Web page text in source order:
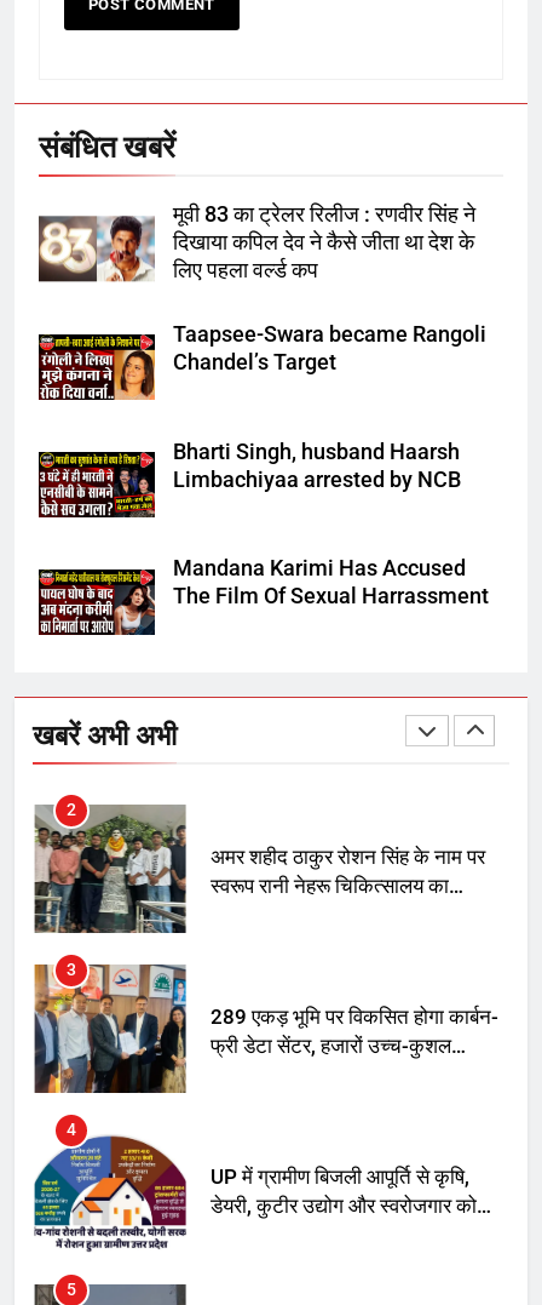
संबंधित खबरें
मूवी 83 का ट्रेलर रिलीज : रणवीर सिंह ने
दिखाया कपिल देव ने कैसे जीता था देश के
लिए पहला वर्ल्ड कप
Taapsee-Swara became Rangoli
Chandel’s Target
Bharti Singh, husband Haarsh
Limbachiyaa arrested by NCB
Mandana Karimi Has Accused
The Film Of Sexual Harrassment
खबरें अभी अभी
7
गाजा युद्धविराम को लेकर बड़ी खबरें
8
चुनाव से पहले लालू परिवार पर बड़ा झटका,
तय किए
1
रोशन सिंह के नाम पर करने की मांग तेज
अमर शहीद ठाकुर रोशन सिंह के नाम पर
स्वरूप रानी नेहरू चिकित्सालय का
3
289 एकड़ भूमि पर विकसित होगा कार्बन-
फ्री डेटा सेंटर, हजारों उच्च-कुशल
4
UP में ग्रामीण बिजली आपूर्ति से कृषि,
डेयरी, कुटीर उद्योग और स्वरोजगार को
5
राम की नगरी अयोध्या में आने वाले भक्तों
का स्वागत करेगा लक्ष्मण द्वार
6